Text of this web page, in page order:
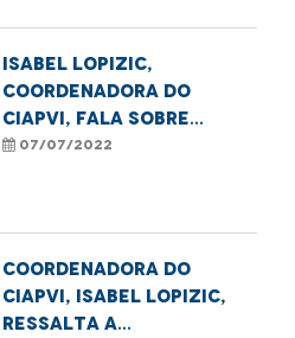
Isabel Lopizic,
coordenadora do
Ciapvi, fala sobre
casos de violência
07/07/2022
Coordenadora do
Ciapvi, Isabel Lopizic,
ressalta a